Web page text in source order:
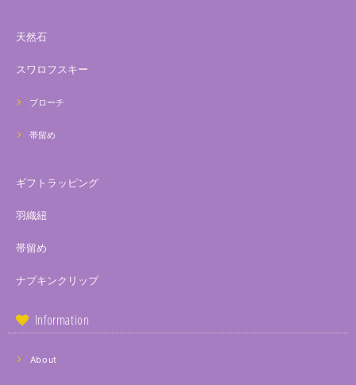
天然石
スワロフスキー
ブローチ
帯留め
ギフトラッピング
羽織紐
帯留め
ナプキンクリップ
Information
About